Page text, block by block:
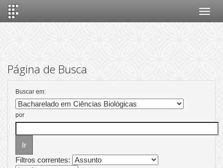
Página de Busca
Buscar em:
por
Filtros correntes: